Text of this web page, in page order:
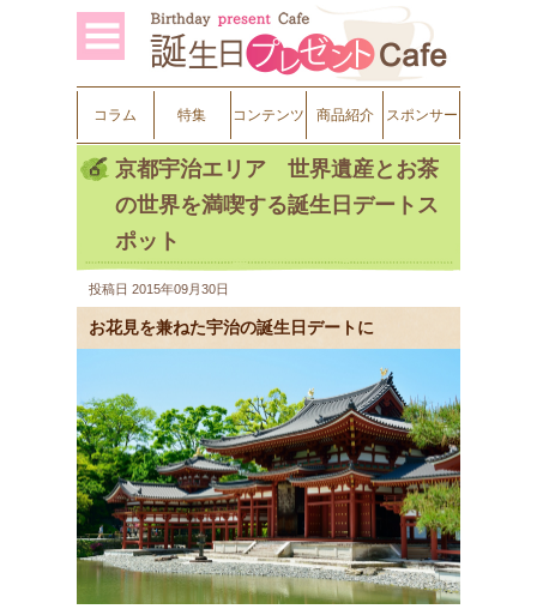
コラム 特集 コンテンツ 商品紹介 スポンサー
京都宇治エリア 世界遺産とお茶
の世界を満喫する誕生日デートス
ポット
投稿日 2015年09月30日
お花見を兼ねた宇治の誕生日デートに